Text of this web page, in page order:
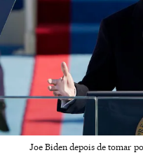
Joe Biden depois de tomar